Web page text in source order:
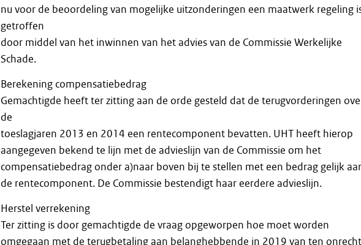
nu voor de beoordeling van mogelijke uitzonderingen een maatwerk regeling
getroffen
door middel van het inwinnen van het advies van de Commissie Werkelijke
Schade.
Berekening compensatiebedrag
Gemachtigde heeft ter zitting aan de orde gesteld dat de terugvorderingen
de
toeslagjaren 2013 en 2014 een rentecomponent bevatten. UHT heeft hierop
aangegeven bekend te lijn met de advieslijn van de Commissie om het
compensatiebedrag onder a)naar boven bij te stellen met een bedrag gelijk
de rentecomponent. De Commissie bestendigt haar eerdere advieslijn.
Herstel verrekening
Ter zitting is door gemachtigde de vraag opgeworpen hoe moet worden
omgegaan met de terugbetaling aan belanghebbende in 2019 van ten